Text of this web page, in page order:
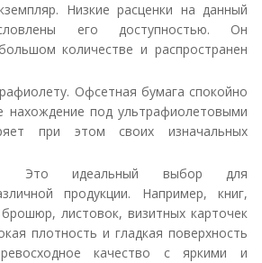
Низкие расценки на данный
его доступностью. Он
количестве и распространен
Офсетная бумага спокойно
нахождение под ультрафиолетовыми
при этом своих изначальных
Это идеальный выбор для
продукции. Например, книг,
листовок, визитных карточек
плотность и гладкая поверхность
качество с яркими и